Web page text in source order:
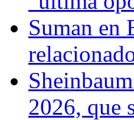
Suman en
2026, que